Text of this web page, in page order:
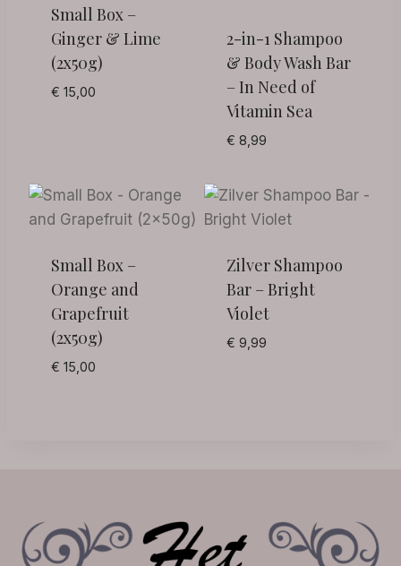
Small Box –
Ginger & Lime
(2x50g)
€ 15,00
2-in-1 Shampoo
& Body Wash Bar
– In Need of
Vitamin Sea
€ 8,99
Small Box –
Orange and
Grapefruit
(2x50g)
€ 15,00
Zilver Shampoo
Bar – Bright
Violet
€ 9,99